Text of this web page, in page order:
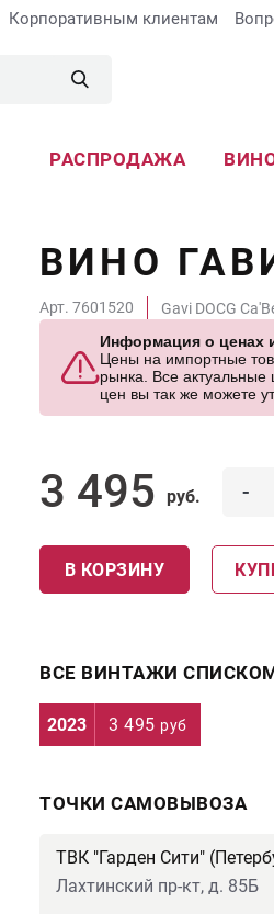
Корпоративным клиентам
РАСПРОДАЖА
ВИНО
Арт. 7601520
Gavi DOCG
Информация о ценах
Цены на импортные
рынка. Все
цен вы так же можете
3 495 руб. -
В КОРЗИНУ
ВСЕ ВИНТАЖИ
2023 3 495 руб
ТОЧКИ САМОВЫВОЗА
ТВК "Гарден Сити"
Лахтинский пр-кт, д. 85Б